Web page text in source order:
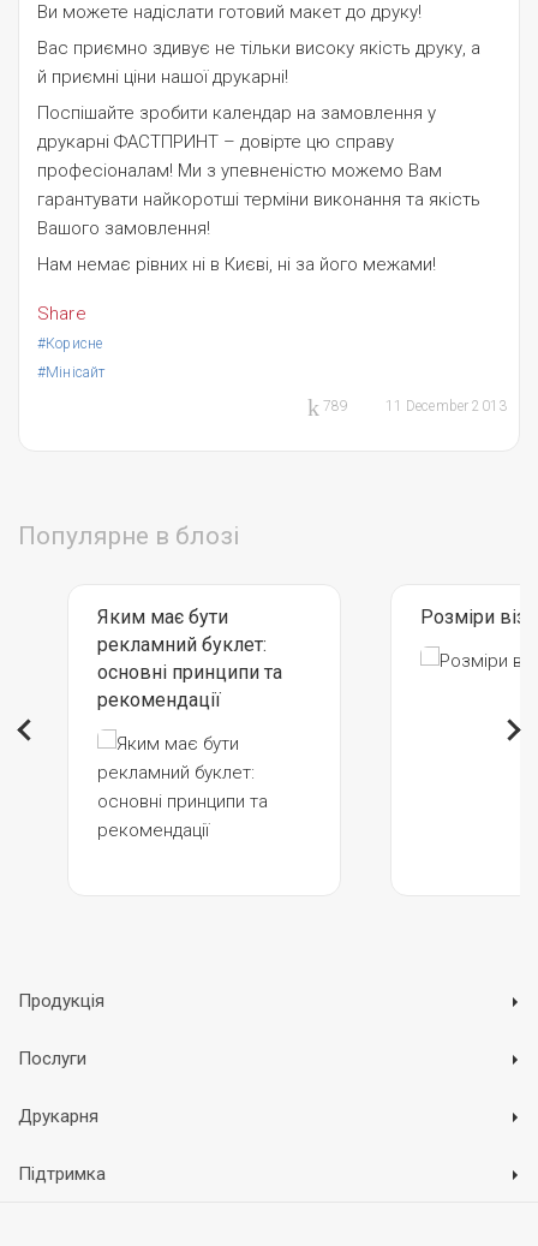
Ви можете надіслати готовий макет до друку!
Вас приємно здивує не тільки високу якість друку, а
й приємні ціни нашої друкарні!
Поспішайте зробити календар на замовлення у
друкарні ФАСТПРИНТ – довірте цю справу
професіоналам! Ми з упевненістю можемо Вам
гарантувати найкоротші терміни виконання та якість
Вашого замовлення!
Нам немає рівних ні в Києві, ні за його межами!
Share
#Корисне
#Мінісайт
11 December 2013
789
Популярне в блозі
Яким має бути
рекламний буклет:
основні принципи та
рекомендації
Розміри
Продукція
Послуги
Друкарня
Підтримка